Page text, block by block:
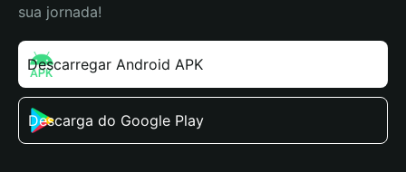
sua jornada!
Descarregar Android APK
Descarga do Google Play